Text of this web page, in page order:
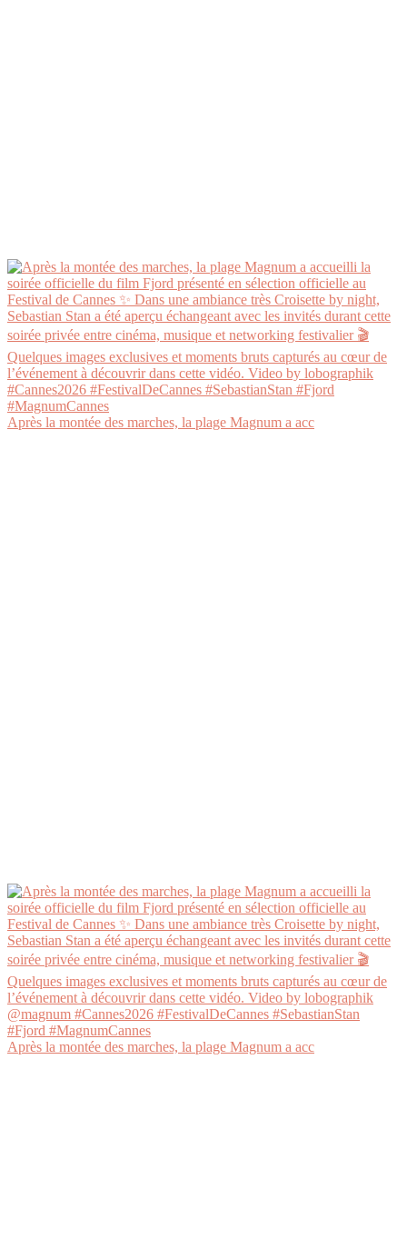
Après la montée des marches, la plage Magnum a acc
Après la montée des marches, la plage Magnum a acc